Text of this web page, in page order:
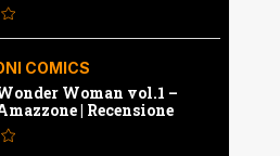
COMICS
Woman vol.1 –
| Recensione